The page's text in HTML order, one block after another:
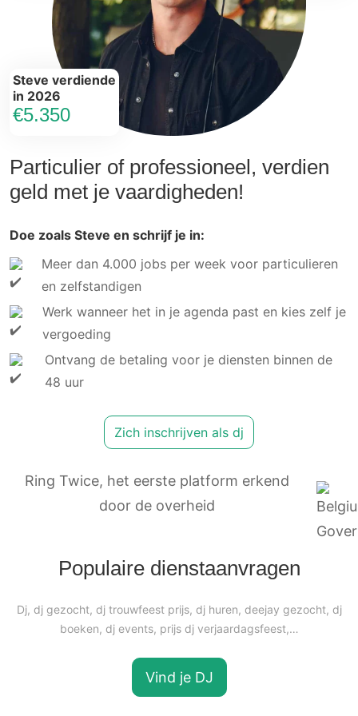
Particulier of professioneel, verdien
geld met je vaardigheden!
Doe zoals Steve en schrijf je in:
Meer dan 4.000 jobs per week voor particulieren
en zelfstandigen
Werk wanneer het in je agenda past en kies zelf je
vergoeding
Ontvang de betaling voor je diensten binnen de
48 uur
Zich inschrijven als dj
Steve verdiende
in 2026
€5.350
Ring Twice, het eerste platform erkend
door de overheid
Populaire dienstaanvragen
Dj, dj gezocht, dj trouwfeest prijs, dj huren, deejay gezocht, dj
boeken, dj events, prijs dj verjaardagsfeest,…
Vind je DJ